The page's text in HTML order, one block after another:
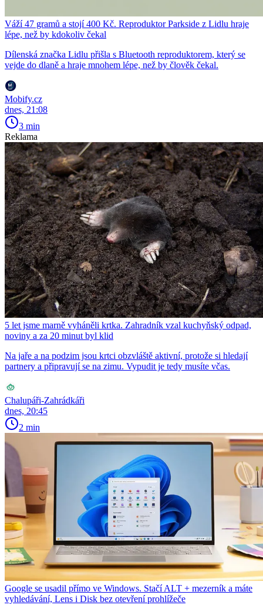
Váží 47 gramů a stojí 400 Kč. Reproduktor Parkside z Lidlu hraje
lépe, než by kdokoliv čekal
Dílenská značka Lidlu přišla s Bluetooth reproduktorem, který se
vejde do dlaně a hraje mnohem lépe, než by člověk čekal.
Mobify.cz
dnes, 21:08
3 min
Reklama
5 let jsme marně vyháněli krtka. Zahradník vzal kuchyňský odpad,
noviny a za 20 minut byl klid
Na jaře a na podzim jsou krtci obzvláště aktivní, protože si hledají
partnery a připravují se na zimu. Vypudit je tedy musíte včas.
Chalupáři-Zahrádkáři
dnes, 20:45
2 min
Google se usadil přímo ve Windows. Stačí ALT + mezerník a máte
vyhledávání, Lens i Disk bez otevření prohlížeče